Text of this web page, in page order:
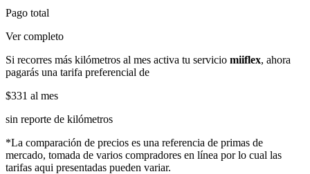
Pago total
Ver completo
Si recorres más kilómetros al mes activa tu servicio miiflex, ahora
pagarás una tarifa preferencial de
$331 al mes
sin reporte de kilómetros
*La comparación de precios es una referencia de primas de
mercado, tomada de varios compradores en línea por lo cual las
tarifas aqui presentadas pueden variar.